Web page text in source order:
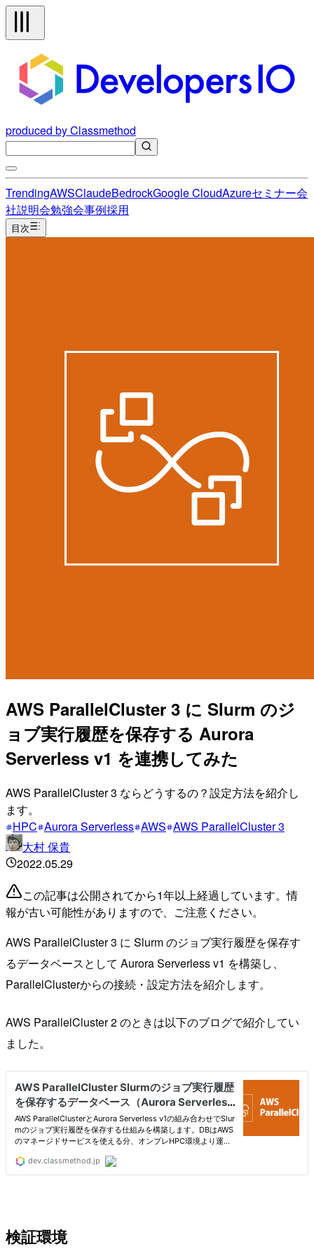
produced by Classmethod
TrendingAWSClaudeBedrockGoogle CloudAzureセミナー会
社説明会勉強会事例採用
目次
AWS ParallelCluster 3 に Slurm のジ
ョブ実行履歴を保存する Aurora
Serverless v1 を連携してみた
AWS ParallelCluster 3 ならどうするの？設定方法を紹介し
ます。
HPC Aurora Serverless AWS AWS ParallelCluster 3
大村 保貴
2022.05.29
この記事は公開されてから1年以上経過しています。情
報が古い可能性がありますので、ご注意ください。
AWS ParallelCluster 3 に Slurm のジョブ実行履歴を保存す
るデータベースとして Aurora Serverless v1 を構築し、
ParallelClusterからの接続・設定方法を紹介します。
AWS ParallelCluster 2 のときは以下のブログで紹介してい
ました。
検証環境